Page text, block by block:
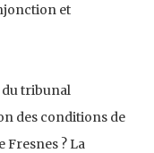
et
du tribunal
des conditions de
Fresnes ? La